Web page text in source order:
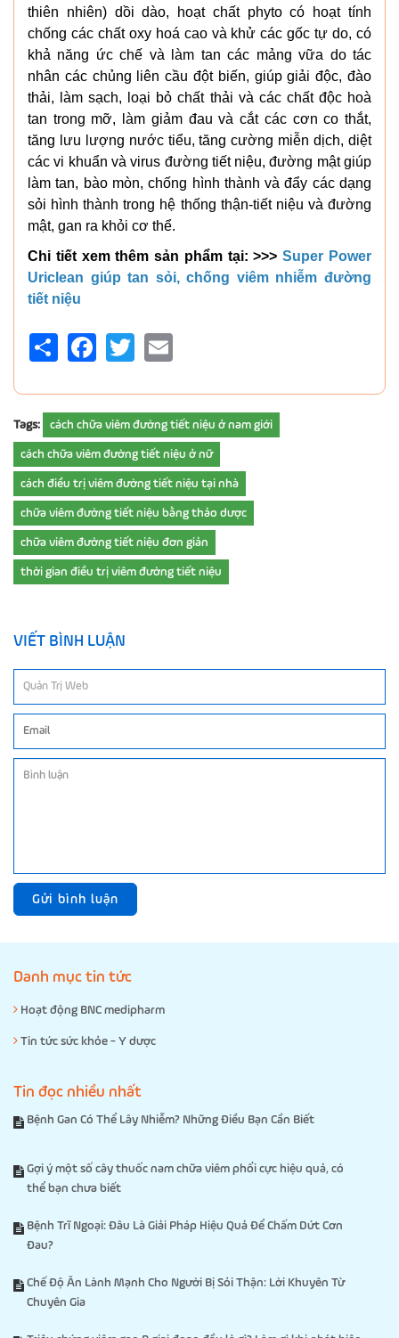
thiên nhiên) dồi dào, hoạt chất phyto có hoạt tính
chống các chất oxy hoá cao và khử các gốc tự do, có
khả năng ức chế và làm tan các mảng vữa do tác
nhân các chủng liên cầu đột biến, giúp giải độc, đào
thải, làm sạch, loại bỏ chất thải và các chất độc hoà
tan trong mỡ, làm giảm đau và cắt các cơn co thắt,
tăng lưu lượng nước tiểu, tăng cường miễn dịch, diệt
các vi khuẩn và virus đường tiết niệu, đường mật giúp
làm tan, bào mòn, chống hình thành và đẩy các dạng
sỏi hình thành trong hệ thống thận-tiết niệu và đường
mật, gan ra khỏi cơ thể.
Chi tiết xem thêm sản phẩm tại: >>>Super Power
Uriclean giúp tan sỏi, chống viêm nhiễm đường
tiết niệu
Share FacebookTwitter
Tags: cách chữa viêm đường tiết niệu ở nam giới
cách chữa viêm đường tiết niệu ở nữ
cách điều trị viêm đường tiết niệu tại nhà
chữa viêm đường tiết niệu bằng thảo dược
chữa viêm đường tiết niệu đơn giản
thời gian điều trị viêm đường tiết niệu
VIẾT BÌNH LUẬN
Gửi bình luận
Danh mục tin tức
Hoạt động BNC medipharm
Tin tức sức khỏe - Y dược
Tin đọc nhiều nhất
Bệnh Gan Có Thể Lây Nhiễm? Những Điều Bạn Cần Biết
Gợi ý một số cây thuốc nam chữa viêm phổi cực hiệu quả, có
thể bạn chưa biết
Bệnh Trĩ Ngoại: Đâu Là Giải Pháp Hiệu Quả Để Chấm Dứt Cơn
Đau?
Chế Độ Ăn Lành Mạnh Cho Người Bị Sỏi Thận: Lời Khuyên Từ
Chuyên Gia